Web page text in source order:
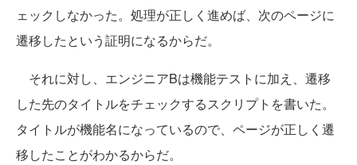
ェックしなかった。処理が正しく進めば、次のページに
遷移したという証明になるからだ。
それに対し、エンジニアBは機能テストに加え、遷移
した先のタイトルをチェックするスクリプトを書いた。
タイトルが機能名になっているので、ページが正しく遷
移したことがわかるからだ。